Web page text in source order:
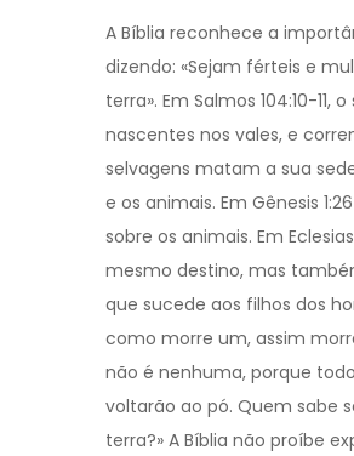
A Bíblia reconhece a
dizendo: «Sejam férteis e
terra». Em Salmos 104:10-
nascentes nos vales, e
selvagens matam a sua
e os animais. Em Gênesis
sobre os animais. Em
mesmo destino, mas
que sucede aos filhos dos
como morre um, assim
não é nenhuma, porque
voltarão ao pó. Quem sabe
terra?» A Bíblia não proíbe